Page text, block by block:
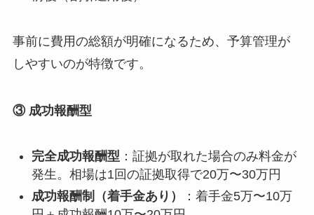
事前に費用の総額が明確になるため、予算管理が
しやすいのが特徴です。
③ 成功報酬型
完全成功報酬型 ：証拠が取れた場合のみ料金が
発生。相場は1回の証拠取得で20万〜30万円
成功報酬制（着手金あり）
：着手金5万〜10万